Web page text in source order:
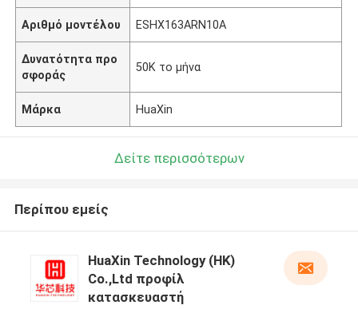
Αριθμό μοντέλου ESHX163ARN10A
Δυνατότητα προ
σφοράς
50K το μήνα
Μάρκα HuaXin
Δείτε περισσότερων
Περίπου εμείς
HuaXin Technology (HK)
Co.,Ltd προφίλ
κατασκευαστή